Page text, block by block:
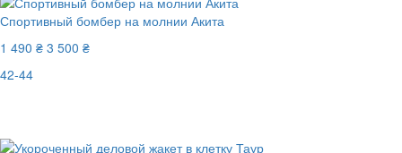
Спортивный бомбер на молнии Акита
1 490 ₴ 3 500 ₴
42-44